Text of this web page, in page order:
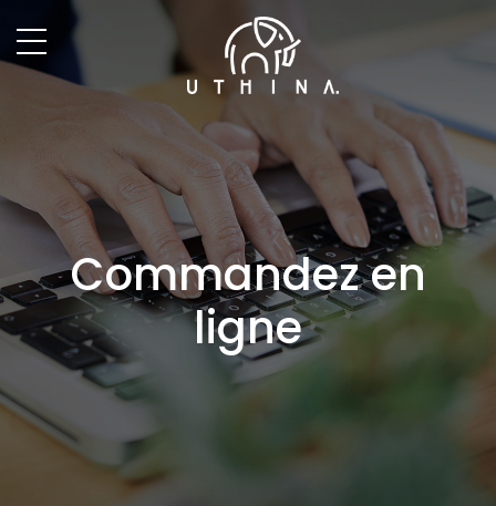
Commandez en
ligne